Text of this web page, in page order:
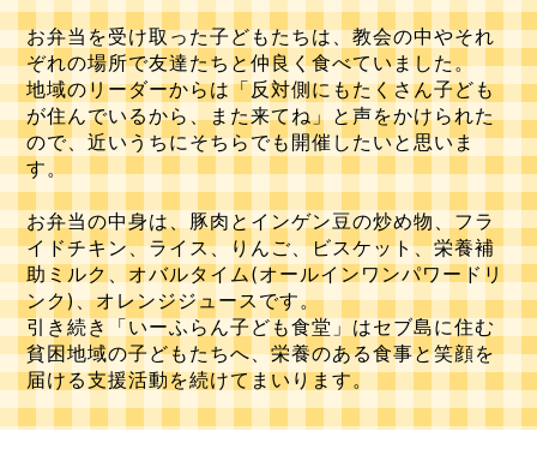
お弁当を受け取った子どもたちは、教会の中やそれ
ぞれの場所で友達たちと仲良く食べていました。
地域のリーダーからは「反対側にもたくさん子ども
が住んでいるから、また来てね」と声をかけられた
ので、近いうちにそちらでも開催したいと思いま
す。
お弁当の中身は、豚肉とインゲン豆の炒め物、フラ
イドチキン、ライス、りんご、ビスケット、栄養補
助ミルク、オバルタイム(オールインワンパワードリ
ンク)、オレンジジュースです。
引き続き「いーふらん子ども食堂」はセブ島に住む
貧困地域の子どもたちへ、栄養のある食事と笑顔を
届ける支援活動を続けてまいります。